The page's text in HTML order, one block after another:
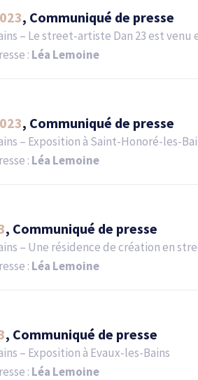
, Communiqué de presse
– Le street-artiste Dan 23 est venu
: Léa Lemoine
, Communiqué de presse
– Exposition à Saint-Honoré-les-
: Léa Lemoine
, Communiqué de presse
– Une résidence de création en
: Léa Lemoine
, Communiqué de presse
– Exposition à Evaux-les-Bains
: Léa Lemoine